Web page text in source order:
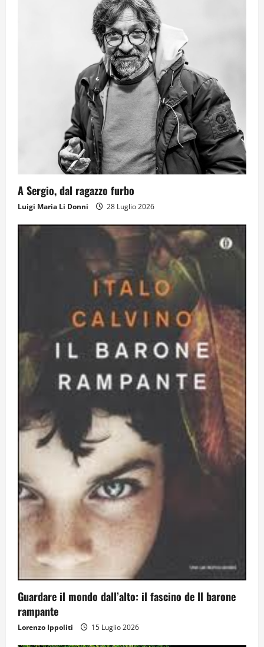
Il futuro ha ancora bisogno di noi?
14 Giugno 2026
3
Orientarsi significa Scegliere. Ogni
gesto lascia un impronta
13 Giugno 2026
4
Come hanno fatto? La scalata lampo del
Como 1907 verso l’Europa
12 Giugno 2026
Obiettivi
8 Giugno 2026
A Sergio, dal ragazzo furbo
Luigi Maria Li Donni 28 Luglio 2026
Guardare il mondo dall’alto: il fascino de Il barone
rampante
Lorenzo Ippoliti 15 Luglio 2026